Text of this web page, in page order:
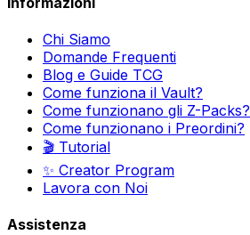
Chi Siamo
Domande Frequenti
Blog e Guide TCG
Come funziona il Vault?
Come funzionano gli Z-Packs?
Come funzionano i Preordini?
🎬 Tutorial
✨ Creator Program
Lavora con Noi
Assistenza